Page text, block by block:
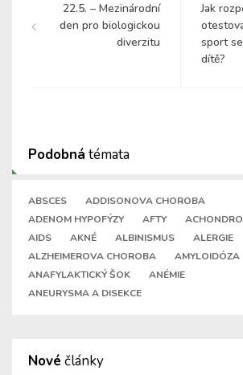
22.5. – Mezinárodní
den pro biologickou
diverzitu
Jak
sport
dítě?
Podobná témata
ABSCES
ADDISONOVA CHOROBA
ADENOM HYPOFÝZY
AFTY
AIDS
AKNÉ ALBINISMUS ALERGIE
ALZHEIMEROVA CHOROBA
AMYLOIDÓZA
ANAFYLAKTICKÝ ŠOK
ANÉMIE
ANEURYSMA A DISEKCE
Nové články